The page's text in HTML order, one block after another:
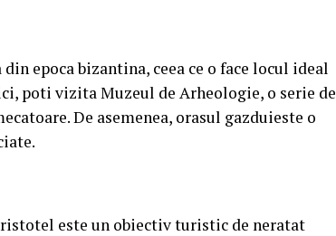
epoca bizantina, ceea ce o face locul ideal
poti vizita Muzeul de Arheologie, o serie de
De asemenea, orasul gazduieste o
este un obiectiv turistic de neratat